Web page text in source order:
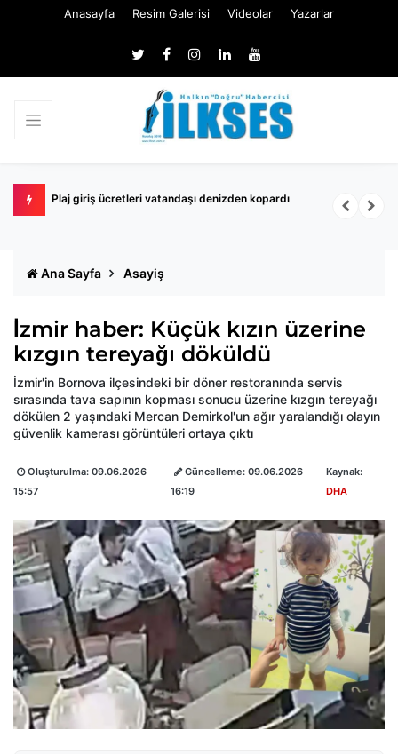
Anasayfa Resim Galerisi Videolar Yazarlar
kabul Plaj giriş ücretleri vatandaşı denizden kopardı
Ana Sayfa Asayiş
İzmir haber: Küçük kızın üzerine
kızgın tereyağı döküldü
İzmir'in Bornova ilçesindeki bir döner restoranında servis
sırasında tava sapının kopması sonucu üzerine kızgın tereyağı
dökülen 2 yaşındaki Mercan Demirkol'un ağır yaralandığı olayın
güvenlik kamerası görüntüleri ortaya çıktı
Oluşturulma: 09.06.2026
15:57
Güncelleme: 09.06.2026
16:19
Kaynak:
DHA